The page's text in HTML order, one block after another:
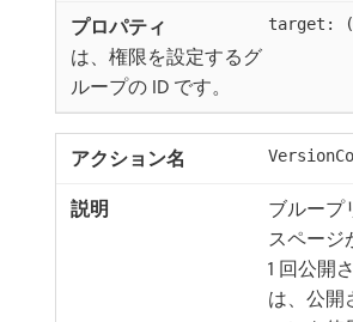
target:
は、権限を設定するグ
ループの ID です。
ブループ
スページ
1 回公開
は、公開